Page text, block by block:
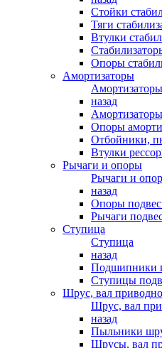
Стойки
Тяги
Втулки
Опоры
Амортизаторы
Амортизаторы
назад
Амортизаторы
Опоры
Отбойники,
Втулки
Рычаги и опоры
Рычаги и
назад
Опоры
Рычаги
Ступица
Ступица
назад
Подшипники
Ступицы
Шрус, вал
Шрус, вал
назад
Пыльники
Шрусы, вал